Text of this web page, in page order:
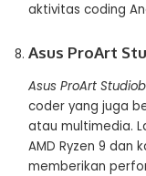
aktivitas coding
Asus ProArt
Asus ProArt
coder yang juga
atau multimedia.
AMD Ryzen 9 dan
memberikan